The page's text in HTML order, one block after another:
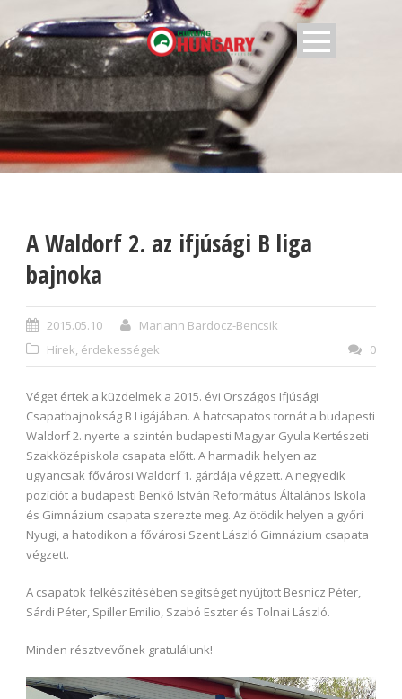
A Waldorf 2. az ifjúsági B liga
bajnoka
2015.05.10
Mariann Bardocz-Bencsik
Hírek, érdekességek
0
Véget értek a küzdelmek a 2015. évi Országos Ifjúsági
Csapatbajnokság B Ligájában. A hatcsapatos tornát a budapesti
Waldorf 2. nyerte a szintén budapesti Magyar Gyula Kertészeti
Szakközépiskola csapata előtt. A harmadik helyen az
ugyancsak fővárosi Waldorf 1. gárdája végzett. A negyedik
pozíciót a budapesti Benkő István Református Általános Iskola
és Gimnázium csapata szerezte meg. Az ötödik helyen a győri
Nyugi, a hatodikon a fővárosi Szent László Gimnázium csapata
végzett.
A csapatok felkészítésében segítséget nyújtott Besnicz Péter,
Sárdi Péter, Spiller Emilio, Szabó Eszter és Tolnai László.
Minden résztvevőnek gratulálunk!